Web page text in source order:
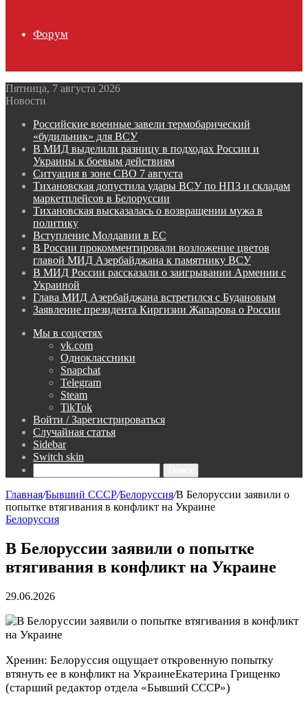
Форум
Пятница, 7 августа 2026
Новости
Российские военные завели термобарический
«будильник» для ВСУ
В МИД выделили разницу в подходах России и
Украины к боевым действиям
Ситуация в зоне СВО 7 августа
Тихановская допустила удары ВСУ по НПЗ и складам
маркетплейсов в Белоруссии
Тихановская высказалась о возвращении мужа в
политику
Вступление Молдавии в ЕС
В России прокомментировали возложение цветов
главой МИД Азербайджана к памятнику ВСУ
В МИД России рассказали о заигрывании Армении с
Украиной
Глава МИД Азербайджана встретился с Будановым
Заявление президента Киргизии Жапарова о России
Мы в соцсетях
vk.com
Одноклассники
Snapchat
Telegram
Steam
TikTok
Войти / Зарегистрироваться
Случайная статья
Sidebar
Switch skin
Главная/Бывший СССР/Белоруссия/В Белоруссии заявили о
попытке втягивания в конфликт на Украине
Белоруссия
В Белоруссии заявили о попытке
втягивания в конфликт на Украине
29.06.2026
Хренин: Белоруссия ощущает откровенную попытку
втянуть ее в конфликт на УкраинеЕкатерина Грищенко
(старший редактор отдела «Бывший СССР»)